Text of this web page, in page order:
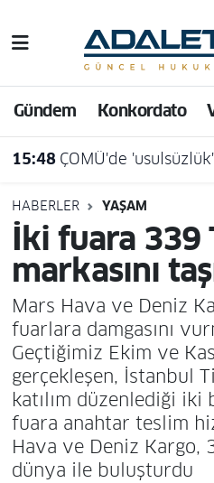
Gündem Konkordato
15:48 ÇOMÜ'de 'usulsüzlük'
HABERLER YAŞAM
İki fuara 339
markasını
Mars Hava ve Deniz
fuarlara damgasını
Geçtiğimiz Ekim ve
gerçekleşen, İstanbul
katılım düzenlediği iki
fuara anahtar teslim
Hava ve Deniz Kargo,
dünya ile buluşturdu
Hava Durumu
Trafik Durumu
Süper Lig Puan
Tüm Manşetler
Son Dakika Haberleri
Haber Arşivi